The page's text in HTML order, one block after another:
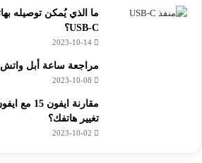
USB-C؟
2023-10-14
مراجعة ساعة أبل واتش 9 الجديدة
2023-10-08
تغيير هاتفك؟
2023-10-02